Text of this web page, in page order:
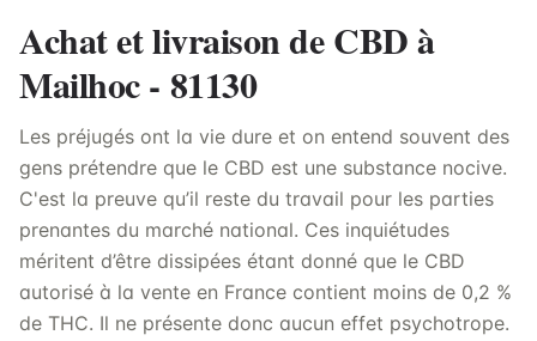
Achat et livraison de CBD à
Mailhoc - 81130
Les préjugés ont la vie dure et on entend souvent des
gens prétendre que le CBD est une substance nocive.
C'est la preuve qu’il reste du travail pour les parties
prenantes du marché national. Ces inquiétudes
méritent d’être dissipées étant donné que le CBD
autorisé à la vente en France contient moins de 0,2 %
de THC. Il ne présente donc aucun effet psychotrope.